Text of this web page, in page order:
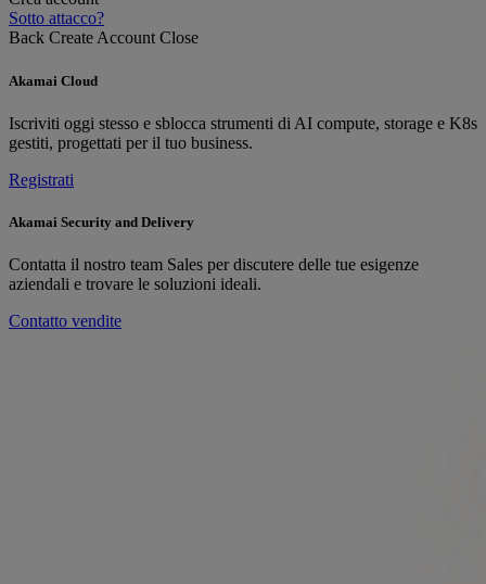
Sotto attacco?
Back Create Account Close
Akamai Cloud
Iscriviti oggi stesso e sblocca strumenti di AI compute, storage e K8s
gestiti, progettati per il tuo business.
Registrati
Akamai Security and Delivery
Contatta il nostro team Sales per discutere delle tue esigenze
aziendali e trovare le soluzioni ideali.
Contatto vendite